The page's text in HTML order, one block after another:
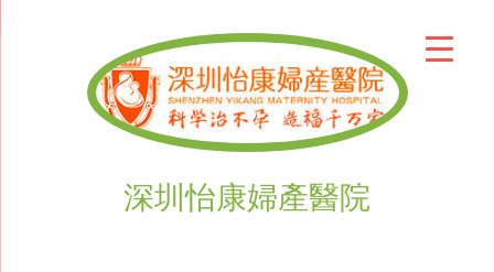
深圳怡康婦產醫院